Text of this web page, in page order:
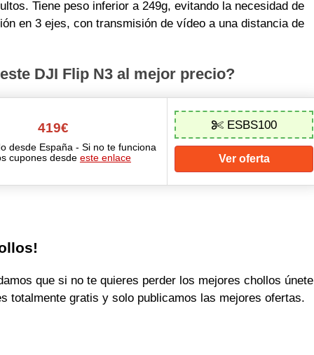
Tiene peso inferior a 249g, evitando la necesidad de
en 3 ejes, con transmisión de vídeo a una distancia de
DJI Flip N3 al mejor precio?
419€
desde España - Si no te funciona
cupones desde este enlace
ESBS100
Ver oferta
que si no te quieres perder los mejores chollos únete
totalmente gratis y solo publicamos las mejores ofertas.